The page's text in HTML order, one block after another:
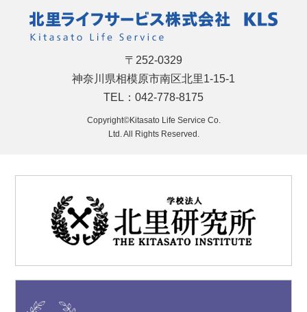
〒252-0329
神奈川県相模原市南区北里1-15-1
TEL：042-778-8175
Copyright©Kitasato Life Service Co.
Ltd. All Rights Reserved.